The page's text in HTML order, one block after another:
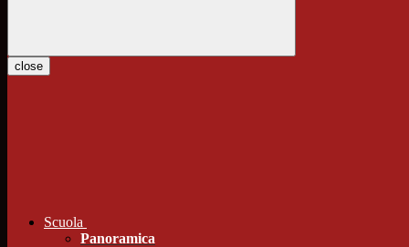
close
Scuola
Panoramica